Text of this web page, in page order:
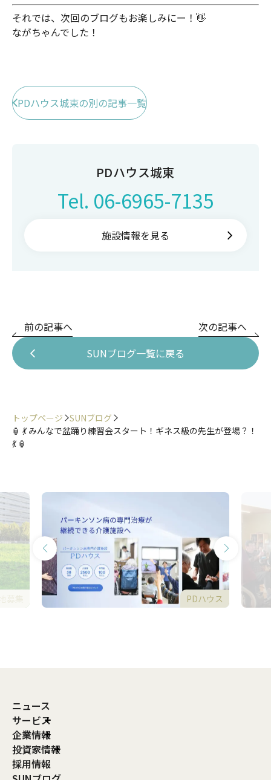
それでは、次回のブログもお楽しみにー！👋
ながちゃんでした！
PDハウス城東の別の記事一覧
PDハウス城東
Tel. 06-6965-7135
施設情報を見る
前の記事へ
SUNブログ一覧に戻る
次の記事へ
トップページ SUNブログ
🏮 💃 みんなで盆踊り練習会スタート！ギネス級の先生が登場？！
💃 🏮
PDハウス
ニュース
サービス
企業情報
投資家情報
採用情報